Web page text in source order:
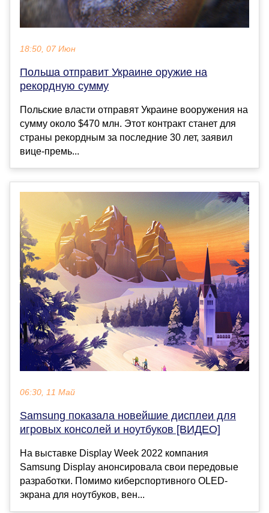
18:50, 07 Июн
Польша отправит Украине оружие на
рекордную сумму
Польские власти отправят Украине вооружения на
сумму около $470 млн. Этот контракт станет для
страны рекордным за последние 30 лет, заявил
вице-премь...
06:30, 11 Май
Samsung показала новейшие дисплеи для
игровых консолей и ноутбуков [ВИДЕО]
На выставке Display Week 2022 компания
Samsung Display анонсировала свои передовые
разработки. Помимо киберспортивного OLED-
экрана для ноутбуков, вен...